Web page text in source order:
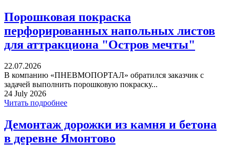
Порошковая покраска
перфорированных напольных листов
для аттракциона "Остров мечты"
22.07.2026
В компанию «ПНЕВМОПОРТАЛ» обратился заказчик с
задачей выполнить порошковую покраску...
24 July 2026
Читать подробнее
Демонтаж дорожки из камня и бетона
в деревне Ямонтово